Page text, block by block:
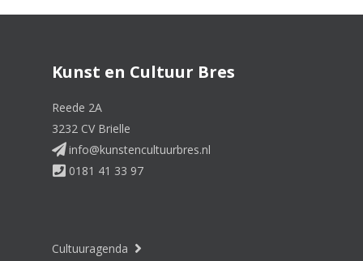
Kunst en Cultuur Bres
Reede 2A
3232 CV Brielle
info@kunstencultuurbres.nl
0181 41 33 97
Cultuuragenda